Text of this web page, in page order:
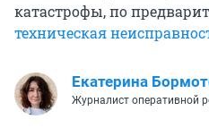
катастрофы, по
техническая
Екатерина
Журналист оперативной